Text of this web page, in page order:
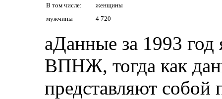
В том числе:
женщины
мужчины
4 720
аДанные за 1993
ВПНЖ, тогда как
представляют собой